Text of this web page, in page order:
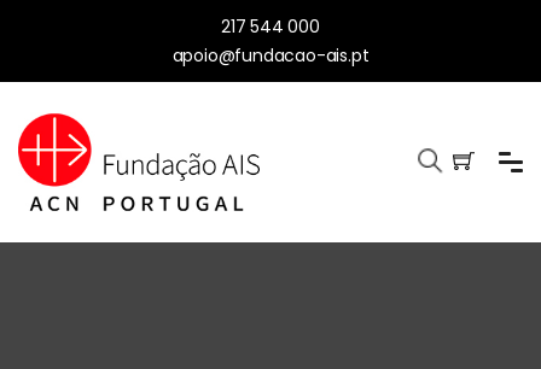
217 544 000
apoio@fundacao-ais.pt